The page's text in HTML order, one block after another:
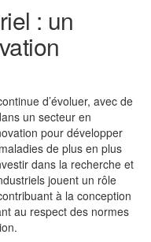
: un
d’évoluer, avec de
un secteur en
pour développer
de plus en plus
dans la recherche et
jouent un rôle
à la conception
au respect des normes